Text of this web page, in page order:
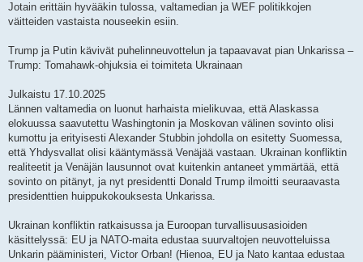
e
s
Jotain erittäin hyvääkin tulossa, valtamedian ja WEF politikkojen
väitteiden vastaista nouseekin esiin.
Trump ja Putin kävivät puhelinneuvottelun ja tapaavavat pian Unkarissa –
Trump: Tomahawk-ohjuksia ei toimiteta Ukrainaan
Julkaistu 17.10.2025
Lännen valtamedia on luonut harhaista mielikuvaa, että Alaskassa
elokuussa saavutettu Washingtonin ja Moskovan välinen sovinto olisi
kumottu ja erityisesti Alexander Stubbin johdolla on esitetty Suomessa,
että Yhdysvallat olisi kääntymässä Venäjää vastaan. Ukrainan konfliktin
realiteetit ja Venäjän lausunnot ovat kuitenkin antaneet ymmärtää, että
sovinto on pitänyt, ja nyt presidentti Donald Trump ilmoitti seuraavasta
presidenttien huippukokouksesta Unkarissa.
Ukrainan konfliktin ratkaisussa ja Euroopan turvallisuusasioiden
käsittelyssä: EU ja NATO-maita edustaa suurvaltojen neuvotteluissa
Unkarin pääministeri, Victor Orban! (Hienoa, EU ja Nato kantaa edustaa